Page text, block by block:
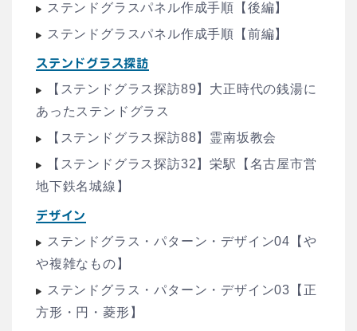
ステンドグラスパネル作成手順【後編】
ステンドグラスパネル作成手順【前編】
ステンドグラス探訪
【ステンドグラス探訪89】大正時代の銭湯に
あったステンドグラス
【ステンドグラス探訪88】霊南坂教会
【ステンドグラス探訪32】栄駅【名古屋市営
地下鉄名城線】
デザイン
ステンドグラス・パターン・デザイン04【や
や複雑なもの】
ステンドグラス・パターン・デザイン03【正
方形・円・菱形】